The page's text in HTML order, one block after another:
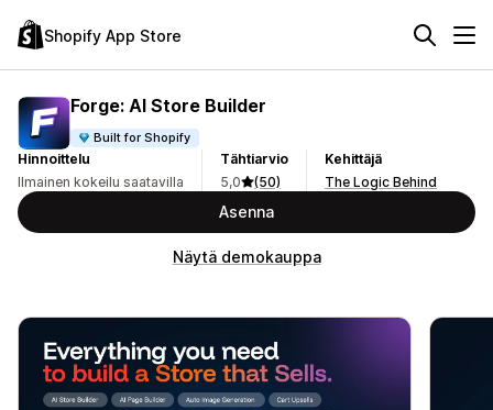
Shopify App Store
Forge: AI Store Builder
Built for Shopify
Hinnoittelu
Ilmainen kokeilu saatavilla
Tähtiarvio
5,0
(50)
Kehittäjä
The Logic Behind
Asenna
Näytä demokauppa